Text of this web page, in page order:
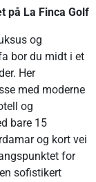
på La Finca Golf
og
bor du midt i et
Her
med moderne
og
bare 15
og kort vei
for
sofistikert